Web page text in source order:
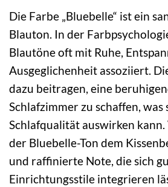
Die Farbe „Bluebelle“ ist ein
Blauton. In der
Blautöne oft mit Ruhe,
Ausgeglichenheit assoziiert.
dazu beitragen, eine
Schlafzimmer zu schaffen,
Schlafqualität auswirken
der Bluebelle-Ton dem
und raffinierte Note, die sich
Einrichtungsstile integrieren